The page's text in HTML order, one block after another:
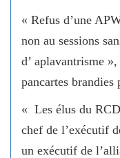
« Refus d’une
non au sessions
d’ aplavantrisme
pancartes brandies
« Les élus du
chef de l’exécutif
un exécutif de